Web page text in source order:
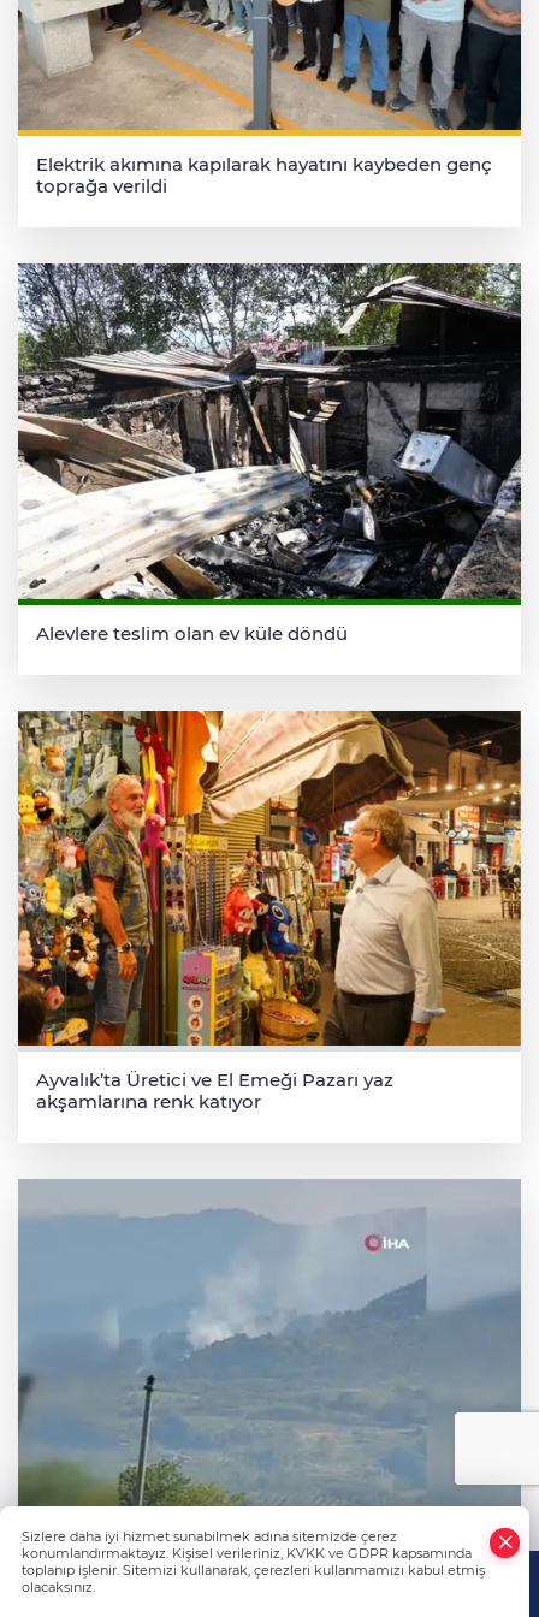
Elektrik akımına kapılarak hayatını kaybeden genç
toprağa verildi
Alevlere teslim olan ev küle döndü
Ayvalık’ta Üretici ve El Emeği Pazarı yaz
akşamlarına renk katıyor
İnegöl'de orman yangını; Havadan ve karadan
müdahale başlatıldı
Sizlere daha iyi hizmet sunabilmek adına sitemizde çerez
konumlandırmaktayız. Kişisel verileriniz, KVKK ve GDPR kapsamında
toplanıp işlenir. Sitemizi kullanarak, çerezleri kullanmamızı kabul etmiş
olacaksınız.